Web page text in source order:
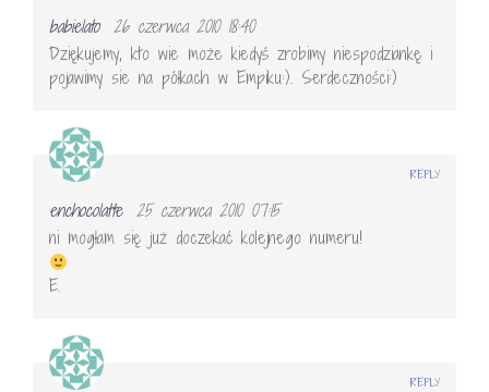
babielato 26 czerwca 2010 18:40
Dziękujemy, kto wie może kiedyś zrobimy niespodziankę i
pojawimy sie na półkach w Empiku:). Serdeczności:)
enchocolatte 25 czerwca 2010 07:15
ni mogłam się już doczekać kolejnego numeru!
E.
REPLY
REPLY